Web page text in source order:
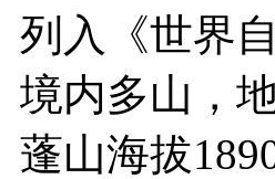
列入《世界
境内多山，
蓬山海拔